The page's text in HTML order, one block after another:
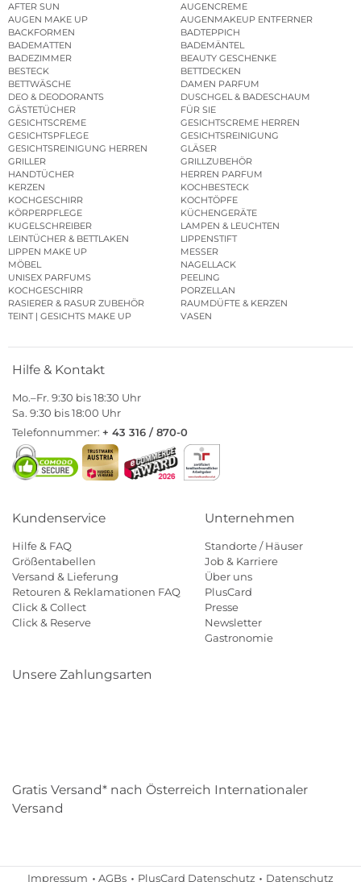
AFTER SUN
AUGENCREME
AUGEN MAKE UP
AUGENMAKEUP ENTFERNER
BACKFORMEN
BADTEPPICH
BADEMATTEN
BADEMÄNTEL
BADEZIMMER
BEAUTY GESCHENKE
BESTECK
BETTDECKEN
BETTWÄSCHE
DAMEN PARFUM
DEO & DEODORANTS
DUSCHGEL & BADESCHAUM
GÄSTETÜCHER
FÜR SIE
GESICHTSCREME
GESICHTSCREME HERREN
GESICHTSPFLEGE
GESICHTSREINIGUNG
GESICHTSREINIGUNG HERREN
GLÄSER
GRILLER
GRILLZUBEHÖR
HANDTÜCHER
HERREN PARFUM
KERZEN
KOCHBESTECK
KOCHGESCHIRR
KOCHTÖPFE
KÖRPERPFLEGE
KÜCHENGERÄTE
KUGELSCHREIBER
LAMPEN & LEUCHTEN
LEINTÜCHER & BETTLAKEN
LIPPENSTIFT
LIPPEN MAKE UP
MESSER
MÖBEL
NAGELLACK
UNISEX PARFUMS
PEELING
KOCHGESCHIRR
PORZELLAN
RASIERER & RASUR ZUBEHÖR
RAUMDÜFTE & KERZEN
TEINT | GESICHTS MAKE UP
VASEN
Hilfe & Kontakt
Mo.–Fr. 9:30 bis 18:30 Uhr
Sa. 9:30 bis 18:00 Uhr
Telefonnummer: + 43 316 / 870-0
Kundenservice
Hilfe & FAQ
Größentabellen
Versand & Lieferung
Retouren & Reklamationen FAQ
Click & Collect
Click & Reserve
Unternehmen
Standorte / Häuser
Job & Karriere
Über uns
PlusCard
Presse
Newsletter
Gastronomie
Unsere Zahlungsarten
Gratis Versand* nach Österreich Internationaler
Versand
Impressum AGBs PlusCard Datenschutz Datenschutz